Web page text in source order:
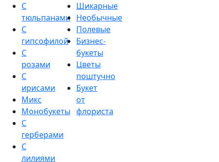
С
тюльпанами
С
гипсофилой
С
розами
С
ирисами
Микс
Монобукеты
С
герберами
С
лилиями
Шикарные
Необычные
Полевые
Бизнес-
букеты
Цветы
поштучно
Букет
от
флориста